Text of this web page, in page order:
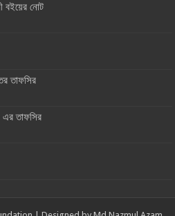
বইয়ের নোট
তাফসির
তাফসির